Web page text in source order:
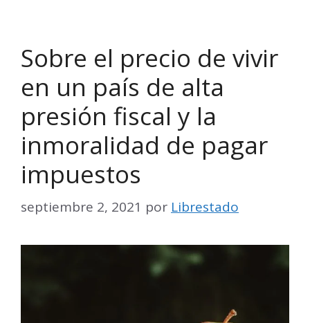
Sobre el precio de vivir
en un país de alta
presión fiscal y la
inmoralidad de pagar
impuestos
septiembre 2, 2021 por Librestado